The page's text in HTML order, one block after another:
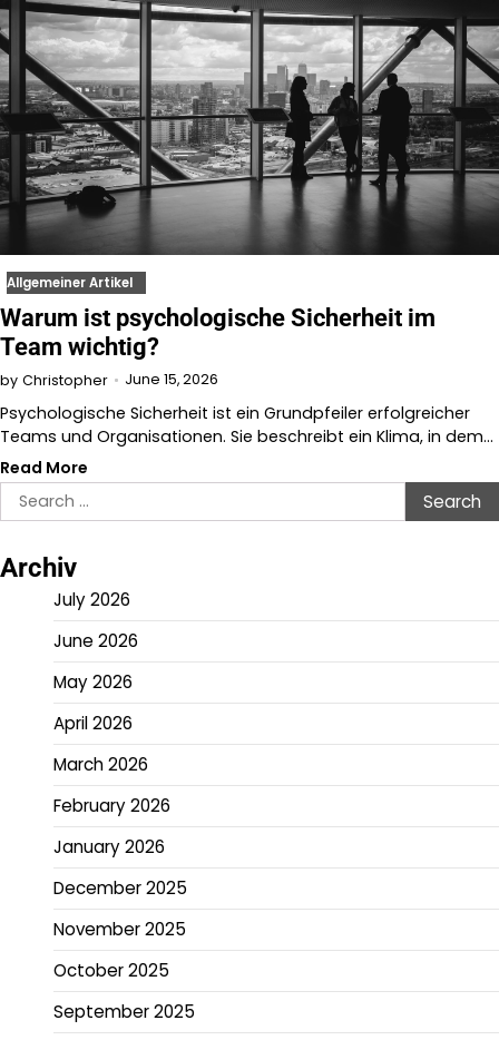
Allgemeiner Artikel
Warum ist psychologische Sicherheit im
Team wichtig?
by Christopher June 15, 2026
Psychologische Sicherheit ist ein Grundpfeiler erfolgreicher
Teams und Organisationen. Sie beschreibt ein Klima, in dem…
Read More
Search
for:
Archiv
July 2026
June 2026
May 2026
April 2026
March 2026
February 2026
January 2026
December 2025
November 2025
October 2025
September 2025